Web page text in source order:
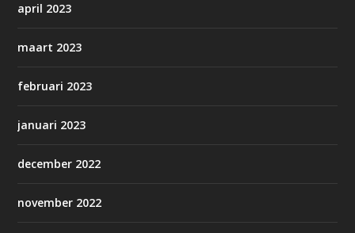
april 2023
maart 2023
februari 2023
januari 2023
december 2022
november 2022